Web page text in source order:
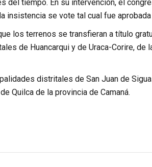
del tiempo. En su intervención, el
insistencia se vote tal cual fue
los terrenos se transfieran a título
de Huancarqui y de Uraca-Corire,
distritales de San Juan de
Quilca de la provincia de Camaná.